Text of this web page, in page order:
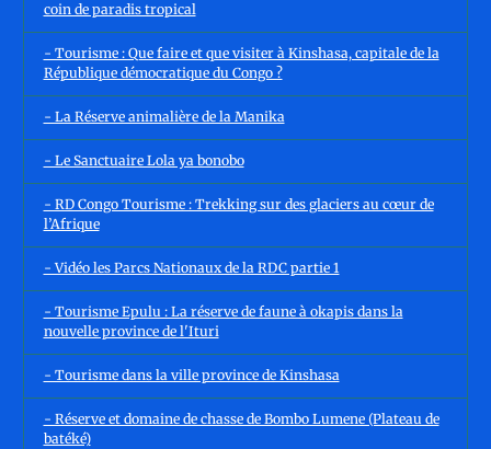
coin de paradis tropical
- Tourisme : Que faire et que visiter à Kinshasa, capitale de la
République démocratique du Congo ?
- La Réserve animalière de la Manika
- Le Sanctuaire Lola ya bonobo
- RD Congo Tourisme : Trekking sur des glaciers au cœur de
l’Afrique
- Vidéo les Parcs Nationaux de la RDC partie 1
- Tourisme Epulu : La réserve de faune à okapis dans la
nouvelle province de l'Ituri
- Tourisme dans la ville province de Kinshasa
- Réserve et domaine de chasse de Bombo Lumene (Plateau de
batéké)